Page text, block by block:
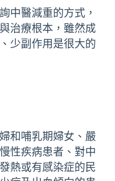
中醫減重的方式，
治療根本，雖然成
少副作用是很大的
和哺乳期婦女、嚴
性疾病患者、對中
熱或有感染症的民